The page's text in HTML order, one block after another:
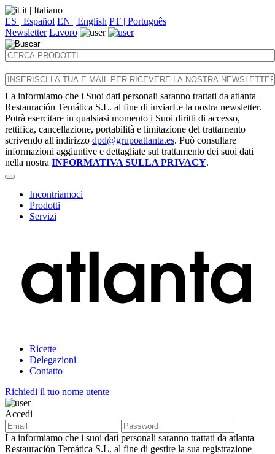
it | Italiano
ES | Español EN | English PT | Português
Newsletter Lavoro
La informiamo che i Suoi dati personali saranno trattati da atlanta
Restauración Temática S.L. al fine di inviarLe la nostra newsletter.
Potrà esercitare in qualsiasi momento i Suoi diritti di accesso,
rettifica, cancellazione, portabilità e limitazione del trattamento
scrivendo all'indirizzo dpd@grupoatlanta.es. Può consultare
informazioni aggiuntive e dettagliate sul trattamento dei suoi dati
nella nostra INFORMATIVA SULLA PRIVACY.
Incontriamoci
Prodotti
Servizi
Ricette
Delegazioni
Contatto
Richiedi il tuo nome utente
Accedi
La informiamo che i suoi dati personali saranno trattati da atlanta
Restauración Temática S.L. al fine di gestire la sua registrazione